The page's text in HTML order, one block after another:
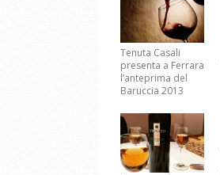
Tenuta Casali
presenta a Ferrara
l’anteprima del
Baruccia 2013